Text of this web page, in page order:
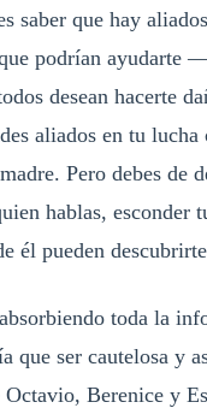
saber que hay
podrían ayudarte
desean hacerte
aliados en tu lucha
Pero debes de
hablas, esconder
él pueden
toda la
que ser cautelosa y
Berenice y